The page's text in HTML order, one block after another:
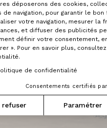
déposerons des cookies,
de navigation, pour garantir le
votre navigation, mesurer la
et diffuser des publicités
définir votre consentement,
». Pour en savoir plus,
de confidentialité
Consentements certifiés par
refuser Paramétrer
Axeptio consent